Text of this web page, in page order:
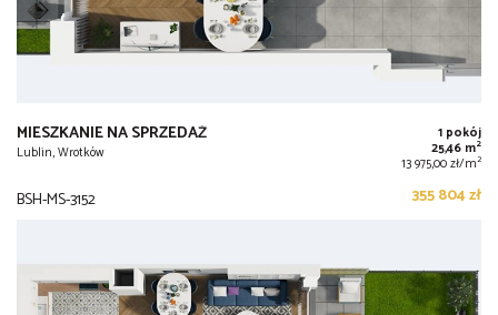
MIESZKANIE NA SPRZEDAŻ
Lublin, Wrotków
1 pokój
25,46 m2
13 975,00 zł/m2
BSH-MS-3152 355 804 zł